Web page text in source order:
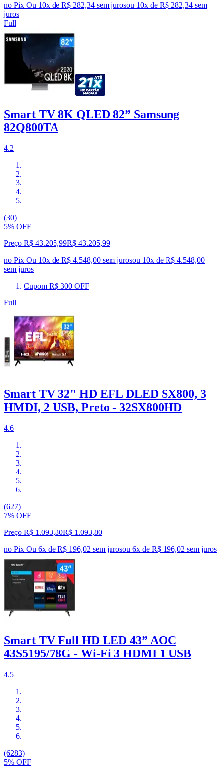
no Pix Ou 10x de R$ 282,34 sem jurosou 10x de R$ 282,34 sem
juros
Full
Smart TV 8K QLED 82” Samsung
82Q800TA
4.2
(30)
5% OFF
Preço R$ 43.205,99R$ 43.205,99
no Pix Ou 10x de R$ 4.548,00 sem jurosou 10x de R$ 4.548,00
sem juros
Cupom R$ 300 OFF
Full
Smart TV 32" HD EFL DLED SX800, 3
HMDI, 2 USB, Preto - 32SX800HD
4.6
(627)
7% OFF
Preço R$ 1.093,80R$ 1.093,80
no Pix Ou 6x de R$ 196,02 sem jurosou 6x de R$ 196,02 sem juros
Smart TV Full HD LED 43” AOC
43S5195/78G - Wi-Fi 3 HDMI 1 USB
4.5
(6283)
5% OFF